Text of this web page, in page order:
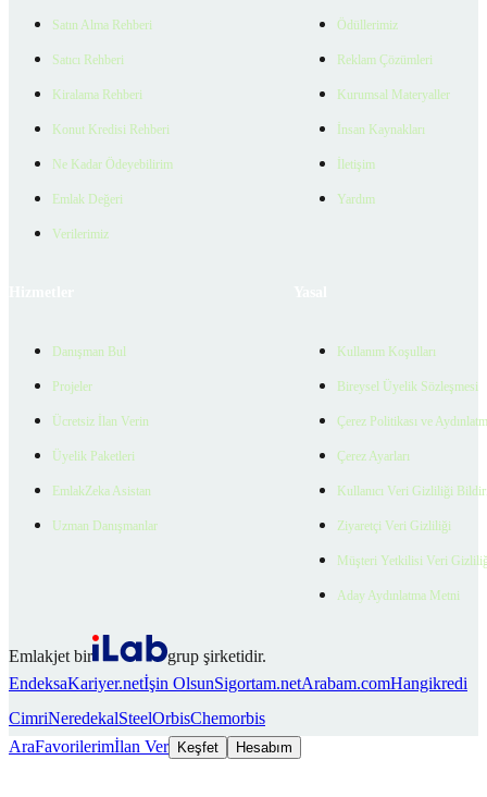
Satın Alma Rehberi
Satıcı Rehberi
Kiralama Rehberi
Konut Kredisi Rehberi
Ne Kadar Ödeyebilirim
Emlak Değeri
Verilerimiz
Ödüllerimiz
Reklam Çözümleri
Kurumsal Materyaller
İnsan Kaynakları
İletişim
Yardım
Danışman Bul
Projeler
Ücretsiz İlan Verin
Üyelik Paketleri
EmlakZeka Asistan
Uzman Danışmanlar
Kullanım Koşulları
Bireysel Üyelik Sözleşmesi
Çerez Politikası ve
Çerez Ayarları
Kullanıcı Veri Gizliliği
Ziyaretçi Veri Gizliliği
Müşteri Yetkilisi Veri
Aday Aydınlatma Metni
Emlakjet bir
grup şirketidir.
EndeksaKariyer.netİşin OlsunSigortam.netArabam.comHangikredi
CimriNeredekalSteelOrbisChemorbis
AraFavorilerimİlan Ver Keşfet Hesabım